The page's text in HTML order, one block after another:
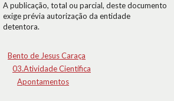
A publicação, total ou parcial, deste documento
exige prévia autorização da entidade
detentora.
Bento de Jesus Caraça
03.Atividade Científica
Apontamentos